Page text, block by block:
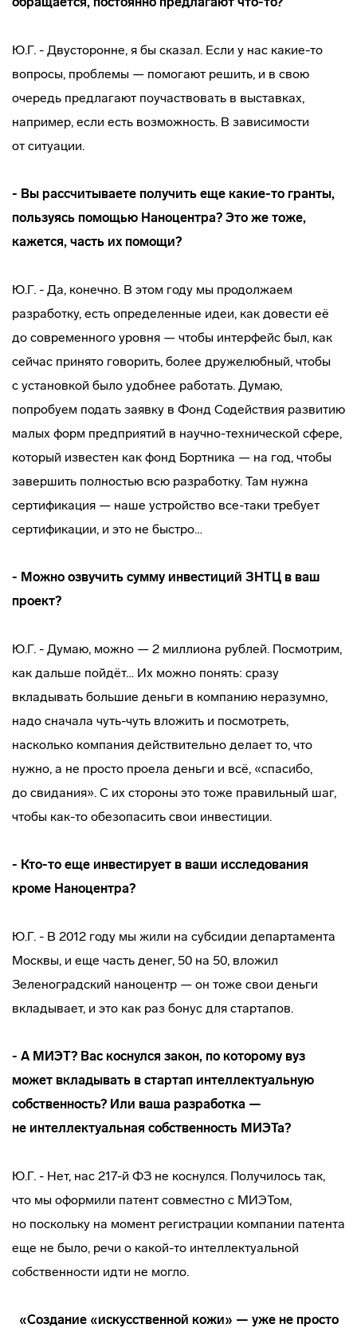
Ю.Г. - Двусторонне, я бы сказал. Если у нас какие-то
вопросы, проблемы — помогают решить, и в свою
очередь предлагают поучаствовать в выставках,
например, если есть возможность. В зависимости
от ситуации.
- Вы рассчитываете получить еще какие-то гранты,
пользуясь помощью Наноцентра? Это же тоже,
кажется, часть их помощи?
Ю.Г. - Да, конечно. В этом году мы продолжаем
разработку, есть определенные идеи, как довести её
до современного уровня — чтобы интерфейс был, как
сейчас принято говорить, более дружелюбный, чтобы
с установкой было удобнее работать. Думаю,
попробуем подать заявку в Фонд Содействия развитию
малых форм предприятий в научно-технической сфере,
который известен как фонд Бортника — на год, чтобы
завершить полностью всю разработку. Там нужна
сертификация — наше устройство все-таки требует
сертификации, и это не быстро…
- Можно озвучить сумму инвестиций ЗНТЦ в ваш
проект?
Ю.Г. - Думаю, можно — 2 миллиона рублей. Посмотрим,
как дальше пойдёт… Их можно понять: сразу
вкладывать большие деньги в компанию неразумно,
надо сначала чуть-чуть вложить и посмотреть,
насколько компания действительно делает то, что
нужно, а не просто проела деньги и всё, «спасибо,
до свидания». С их стороны это тоже правильный шаг,
чтобы как-то обезопасить свои инвестиции.
- Кто-то еще инвестирует в ваши исследования
кроме Наноцентра?
Ю.Г. - В 2012 году мы жили на субсидии департамента
Москвы, и еще часть денег, 50 на 50, вложил
Зеленоградский наноцентр — он тоже свои деньги
вкладывает, и это как раз бонус для стартапов.
- А МИЭТ? Вас коснулся закон, по которому вуз
может вкладывать в стартап интеллектуальную
собственность? Или ваша разработка —
не интеллектуальная собственность МИЭТа?
Ю.Г. - Нет, нас 217-й ФЗ не коснулся. Получилось так,
что мы оформили патент совместно с МИЭТом,
но поскольку на момент регистрации компании патента
еще не было, речи о какой-то интеллектуальной
собственности идти не могло.
«Создание «искусственной кожи» — уже не просто